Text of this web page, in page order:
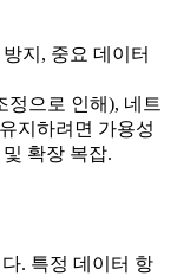
지, 중요 데이터
정으로 인해), 네트
지하려면 가용성
확장 복잡.
. 특정 데이터 항